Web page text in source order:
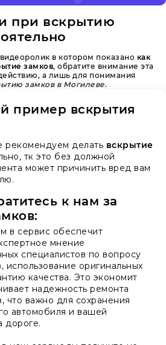
при вскрытию
в котором показано как
замков, обратите внимание эта
а лишь для понимания
замков в Могилеве.
пример вскрытия
рекомендуем делать вскрытие
тк это без должной
может причинить вред вам
к нам за
в сервис обеспечит
мнение
специалистов по вопросу
использование оригинальных
качества. Это экономит
надежность ремонта
что важно для сохранения
автомобиля и вашей
дороге.